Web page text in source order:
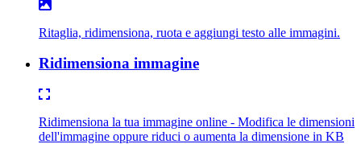
Ritaglia, ridimensiona, ruota e aggiungi testo alle immagini.
Ridimensiona immagine
Ridimensiona la tua immagine online - Modifica le dimensioni
dell'immagine oppure riduci o aumenta la dimensione in KB